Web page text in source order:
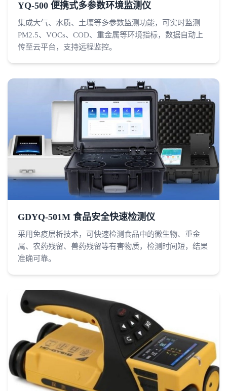
YQ-500 便携式多参数环境监测仪
集成大气、水质、土壤等多参数监测功能，可实时监测
PM2.5、VOCs、COD、重金属等环境指标，数据自动上
传至云平台，支持远程监控。
GDYQ-501M 食品安全快速检测仪
采用免疫层析技术，可快速检测食品中的微生物、重金
属、农药残留、兽药残留等有害物质，检测时间短，结果
准确可靠。